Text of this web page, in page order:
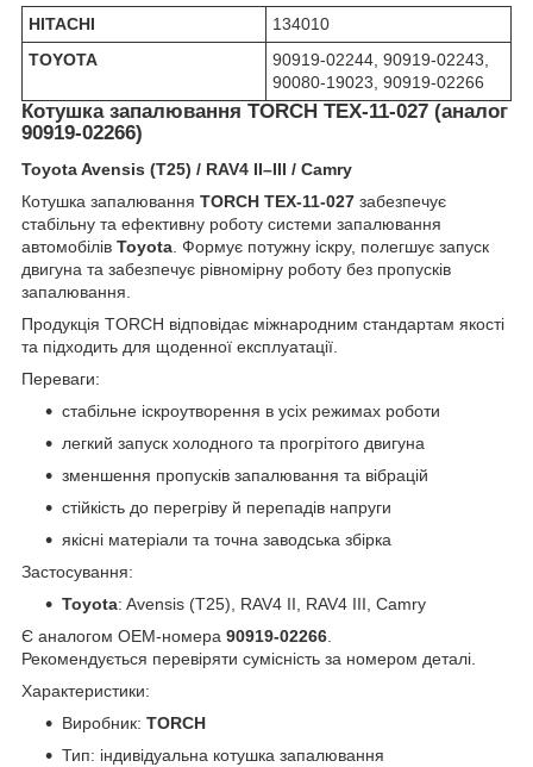
HITACHI
134010
TOYOTA
90919-02244, 90919-02243,
90080-19023, 90919-02266
Котушка запалювання TORCH TEX-11-027 (аналог
90919-02266)
Toyota Avensis (T25) / RAV4 II–III / Camry
Котушка запалювання TORCH TEX-11-027 забезпечує
стабільну та ефективну роботу системи запалювання
автомобілів Toyota . Формує потужну іскру, полегшує запуск
двигуна та забезпечує рівномірну роботу без пропусків
запалювання.
Продукція TORCH відповідає міжнародним стандартам якості
та підходить для щоденної експлуатації.
Переваги:
стабільне іскроутворення в усіх режимах роботи
легкий запуск холодного та прогрітого двигуна
зменшення пропусків запалювання та вібрацій
стійкість до перегріву й перепадів напруги
якісні матеріали та точна заводська збірка
Застосування:
Toyota: Avensis (T25), RAV4 II, RAV4 III, Camry
Є аналогом OEM-номера 90919-02266
Рекомендується перевіряти сумісність за номером деталі.
Характеристики:
Виробник: TORCH
Тип: індивідуальна котушка запалювання